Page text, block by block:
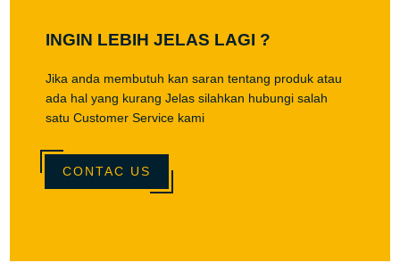
INGIN LEBIH JELAS LAGI ?
Jika anda membutuh kan saran tentang produk atau
ada hal yang kurang Jelas silahkan hubungi salah
satu Customer Service kami
CONTAC US